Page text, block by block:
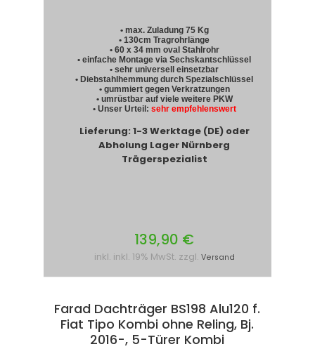
• max. Zuladung 75 Kg
• 130cm Tragrohrlänge
• 60 x 34 mm oval Stahlrohr
• einfache Montage via Sechskantschlüssel
• sehr universell einsetzbar
• Diebstahlhemmung durch Spezialschlüssel
• gummiert gegen Verkratzungen
• umrüstbar auf viele weitere PKW
• Unser Urteil: sehr empfehlenswert
Lieferung: 1-3 Werktage (DE) oder
Abholung Lager Nürnberg
Trägerspezialist
139,90 €
inkl. inkl. 19% MwSt. zzgl. Versand
Farad Dachträger BS198 Alu120 f.
Fiat Tipo Kombi ohne Reling, Bj.
2016-, 5-Türer Kombi